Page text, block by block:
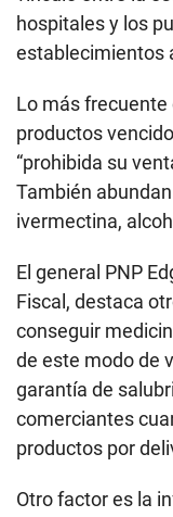
hospitales y los
establecimientos
Lo más frecuente
productos
“prohibida su
También
ivermectina,
El general PNP
Fiscal, destaca
conseguir
de este modo de
garantía de
comerciantes
productos por
Otro factor es la